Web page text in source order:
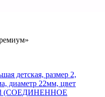
детская, размер 2,
диаметр 22мм, цвет
(СОЕДИНЕННОЕ